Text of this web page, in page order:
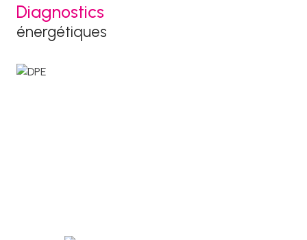
Diagnostics
énergétiques